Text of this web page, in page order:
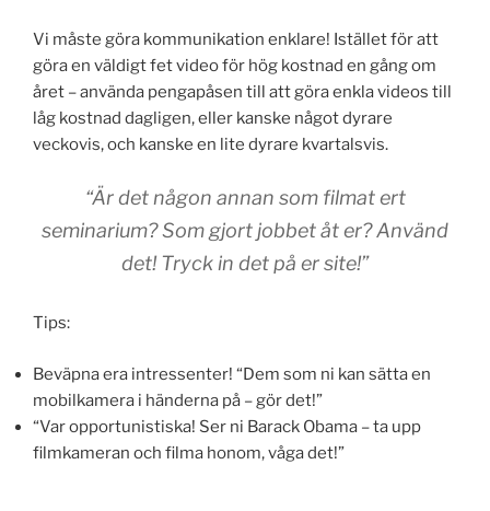
Vi måste göra kommunikation enklare! Istället för att
göra en väldigt fet video för hög kostnad en gång om
året – använda pengapåsen till att göra enkla videos till
låg kostnad dagligen, eller kanske något dyrare
veckovis, och kanske en lite dyrare kvartalsvis.
“Är det någon annan som filmat ert
seminarium? Som gjort jobbet åt er? Använd
det! Tryck in det på er site!”
Tips:
Beväpna era intressenter! “Dem som ni kan sätta en
mobilkamera i händerna på – gör det!”
“Var opportunistiska! Ser ni Barack Obama – ta upp
filmkameran och filma honom, våga det!”